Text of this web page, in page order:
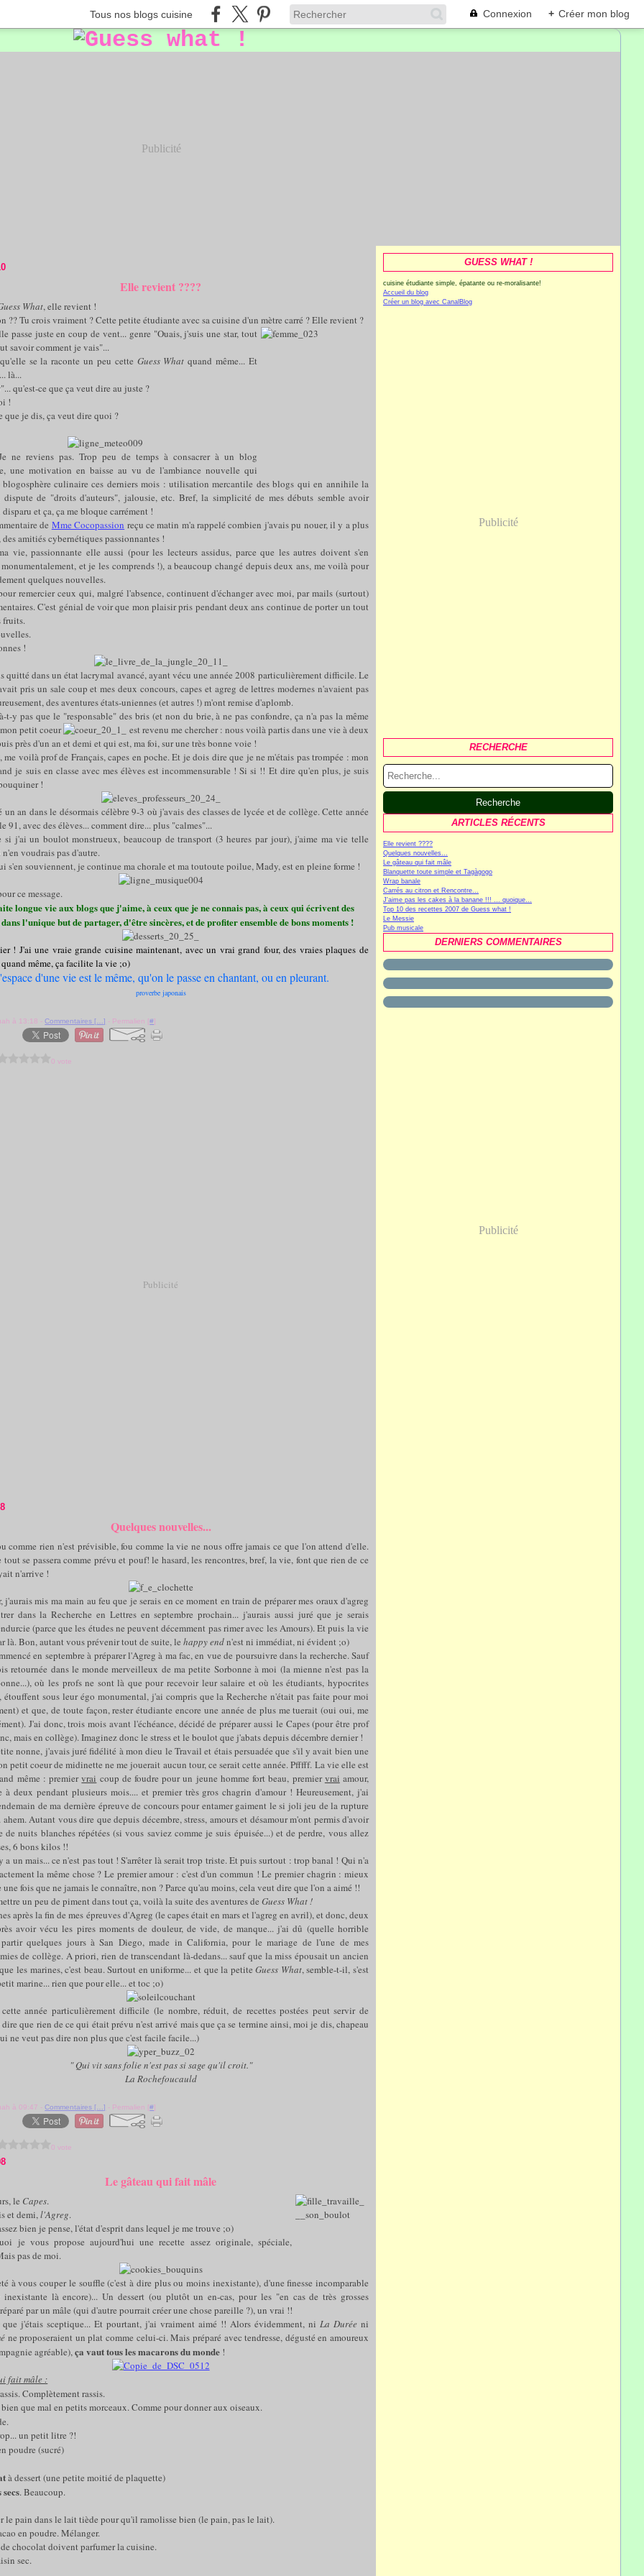
Tous nos blogs cuisine Connexion + Créer mon blog
Publicité
Elle revient ????
What, elle revient !
?? Tu crois vraiment ? Cette petite étudiante avec sa cuisine d'un mètre carré ? Elle revient ?
passe juste en coup de vent... genre "Ouais, j'suis une star, tout
savoir comment je vais"...
se la raconte un peu cette Guess What quand même... Et
là...
"... qu'est-ce que ça veut dire au juste ?
!
que je dis, ça veut dire quoi ?
ne reviens pas. Trop peu de temps à consacrer à un blog
une motivation en baisse au vu de l'ambiance nouvelle qui
blogosphère culinaire ces derniers mois : utilisation mercantile des blogs qui en annihile la
dispute de "droits d'auteurs", jalousie, etc. Bref, la simplicité de mes débuts semble avoir
et ça, ça me bloque carrément !
de Mme Cocopassion reçu ce matin m'a rappelé combien j'avais pu nouer, il y a plus
des amitiés cybernétiques passionnantes !
vie, passionnante elle aussi (pour les lecteurs assidus, parce que les autres doivent s'en
et je les comprends !), a beaucoup changé depuis deux ans, me voilà pour
quelques nouvelles.
remercier ceux qui, malgré l'absence, continuent d'échanger avec moi, par mails (surtout)
C'est génial de voir que mon plaisir pris pendant deux ans continue de porter un tout
fruits.
!
quitté dans un état lacrymal avancé, ayant vécu une année 2008 particulièrement difficile. Le
pris un sale coup et mes deux concours, capes et agreg de lettres modernes n'avaient pas
des aventures états-uniennes (et autres !) m'ont remise d'aplomb.
t-y pas que le "responsable" des bris (et non du brie, à ne pas confondre, ça n'a pas la même
petit coeur
est revenu me chercher : nous voilà partis dans une vie à deux
près d'un an et demi et qui est, ma foi, sur une très bonne voie !
voilà prof de Français, capes en poche. Et je dois dire que je ne m'étais pas trompée : mon
je suis en classe avec mes élèves est incommensurable ! Si si !! Et dire qu'en plus, je suis
!
un an dans le désormais célèbre 9-3 où j'avais des classes de lycée et de collège. Cette année
91, avec des élèves... comment dire... plus "calmes"...
si j'ai un boulot monstrueux, beaucoup de transport (3 heures par jour), j'aime ma vie telle
voudrais pas d'autre.
s'en souviennent, je continue ma chorale et ma toutoute poilue, Mady, est en pleine forme !
ce message.
longue vie aux blogs que j'aime, à ceux que je ne connais pas, à ceux qui écrivent des
l'unique but de partager, d'être sincères, et de profiter ensemble de bons moments !
! J'ai une vraie grande cuisine maintenant, avec un vrai grand four, des vraies plaques de
même, ça facilite la vie ;o)
d'une vie est le même, qu'on le passe en chantant, ou en pleurant.
proverbe japonais
à 13:18 -Commentaires [ …] - Permalien [#]
0 vote
Publicité
Quelques nouvelles...
comme rien n'est prévisible, fou comme la vie ne nous offre jamais ce que l'on attend d'elle.
se passera comme prévu et pouf! le hasard, les rencontres, bref, la vie, font que rien de ce
n'arrive !
j'aurais mis ma main au feu que je serais en ce moment en train de préparer mes oraux d'agreg
dans la Recherche en Lettres en septembre prochain... j'aurais aussi juré que je serais
(parce que les études ne peuvent décemment pas rimer avec les Amours). Et puis la vie
là. Bon, autant vous prévenir tout de suite, lehappy endn'est ni immédiat, ni évident ;o)
en septembre à préparer l'Agreg à ma fac, en vue de poursuivre dans la recherche. Sauf
retournée dans le monde merveilleux de ma petite Sorbonne à moi (la mienne n'est pas la
où les profs ne sont là que pour recevoir leur salaire et où les étudiants, hypocrites
étouffent sous leur égo monumental, j'ai compris que la Recherche n'était pas faite pour moi
et que, de toute façon, rester étudiante encore une année de plus me tuerait (oui oui, me
J'ai donc, trois mois avant l'échéance, décidé de préparer aussi le Capes (pour être prof
mais en collège). Imaginez donc le stress et le boulot que j'abats depuis décembre dernier !
nonne, j'avais juré fidélité à mon dieu le Travail et étais persuadée que s'il y avait bien une
petit coeur de midinette ne me jouerait aucun tour, ce serait cette année. Pfffff. La vie elle est
même : premiervrai coup de foudre pour un jeune homme fort beau, premiervrai amour,
à deux pendant plusieurs mois.... et premier très gros chagrin d'amour ! Heureusement, j'ai
de ma dernière épreuve de concours pour entamer gaiment le si joli jeu de la rupture
ahem. Autant vous dire que depuis décembre, stress, amours et désamour m'ont permis d'avoir
de nuits blanches répétées (si vous saviez comme je suis épuisée...) et de perdre, vous allez
6 bons kilos !!
a un mais... ce n'est pas tout ! S'arrêter là serait trop triste. Et puis surtout : trop banal ! Qui n'a
la même chose ? Le premier amour : c'est d'un commun ! Le premier chagrin : mieux
fois que ne jamais le connaître, non ? Parce qu'au moins, cela veut dire que l'on a aimé !!
un peu de piment dans tout ça, voilà la suite des aventures deGuess What !
après la fin de mes épreuves d'Agreg (le capes était en mars et l'agreg en avril), et donc, deux
avoir vécu les pires moments de douleur, de vide, de manque... j'ai dû (quelle horrible
quelques jours à San Diego, made in California, pour le mariage de l'une de mes
de collège. A priori, rien de transcendant là-dedans... sauf que la miss épousait un ancien
les marines, c'est beau. Surtout en uniforme... et que la petiteGuess What, semble-t-il, s'est
marine... rien que pour elle... et toc ;o)
année particulièrement difficile (le nombre, réduit, de recettes postées peut servir de
dire que rien de ce qui était prévu n'est arrivé mais que ça se termine ainsi, moi je dis, chapeau
ne veut pas dire non plus que c'est facile facile...)
" Qui vit sans folie n'est pas si sage qu'il croit."
La Rochefoucauld
à 09:47 -Commentaires [ …] - Permalien [#]
0 vote
Le gâteau qui fait mâle
le Capes.
et demi,l'Agreg.
bien je pense, l'état d'esprit dans lequel je me trouve ;o)
je vous propose aujourd'hui une recette assez originale, spéciale,
pas de moi.
à vous couper le souffle (c'est à dire plus ou moins inexistante), d'une finesse incomparable
là encore)... Un dessert (ou plutôt un en-cas, pour les "en cas de très grosses
par un mâle (qui d'autre pourrait créer une chose pareille ?), un vrai !!
que j'étais sceptique... Et pourtant, j'ai vraiment aimé !! Alors évidemment, niLa Durée ni
ne proposeraient un plat comme celui-ci. Mais préparé avec tendresse, dégusté en amoureux
agréable),ça vaut tous les macarons du monde !
fait mâle :
Complètement rassis.
que mal en petits morceaux. Comme pour donner aux oiseaux.
un petit litre ?!
poudre (sucré)
à dessert (une petite moitié de plaquette)
secs. Beaucoup.
le pain dans le lait tiède pour qu'il ramolisse bien (le pain, pas le lait).
en poudre. Mélanger.
chocolat doivent parfumer la cuisine.
sec.
GUESS WHAT !
cuisine étudiante simple, épatante ou re-moralisante!
Accueil du blog
Créer un blog avec CanalBlog
Publicité
RECHERCHE
ARTICLES RÉCENTS
Elle revient ????
Quelques nouvelles...
Le gâteau qui fait mâle
Blanquette toute simple et Tagàgogo
Wrap banale
Carrés au citron et Rencontre...
J'aime pas les cakes à la banane !!! ... quoique...
Top 10 des recettes 2007 de Guess what !
Le Messie
Pub musicale
DERNIERS COMMENTAIRES
Publicité